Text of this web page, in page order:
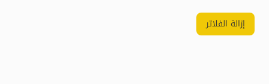
إزالة الفلاتر